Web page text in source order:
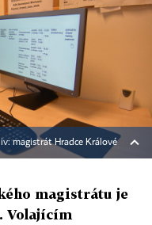
magistrát Hradce Králové
magistrátu je
Volajícím